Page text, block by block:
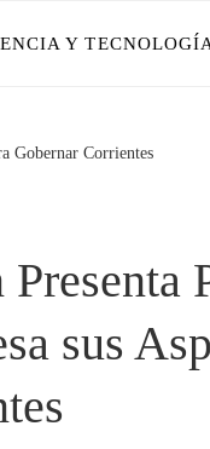
Y
Gobernar Corrientes
sus